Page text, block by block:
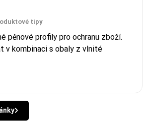
tipy
pěnové profily pro ochranu zboží.
v kombinaci s obaly z vlnité